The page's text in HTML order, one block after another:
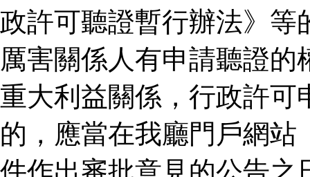
政許可聽證暫行辦法》等
厲害關係人有申請聽證
重大利益關係，行政許可
的，應當在我廳門戶網
件作出審批意見的公告之